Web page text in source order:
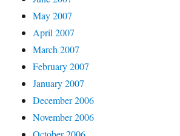
May 2007
April 2007
March 2007
February 2007
January 2007
December 2006
November 2006